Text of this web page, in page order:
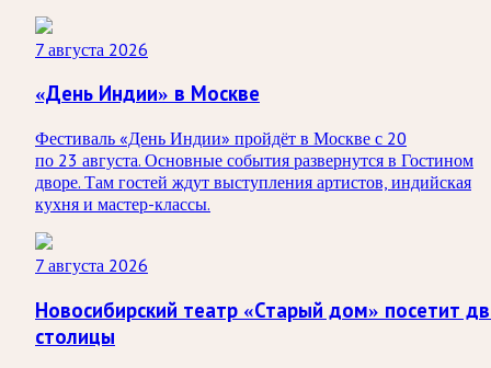
7 августа 2026
«День Индии» в Москве
Фестиваль «День Индии» пройдёт в Москве с 20
по 23 августа. Основные события развернутся в Гостином
дворе. Там гостей ждут выступления артистов, индийская
кухня и мастер-классы.
7 августа 2026
Новосибирский театр «Старый дом» посетит
столицы